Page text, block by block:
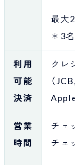
最大
＊3
利用
可能
決済
クレ
（
営業
時間
チェ
チェ